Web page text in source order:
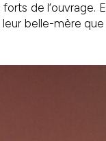
de l’ouvrage.
belle-mère